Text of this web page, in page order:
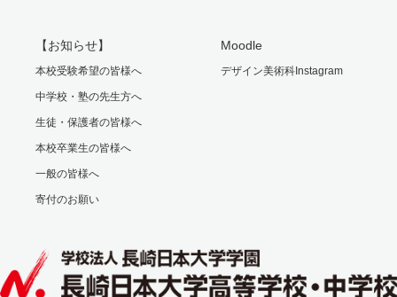
【お知らせ】
本校受験希望の皆様へ
中学校・塾の先生方へ
生徒・保護者の皆様へ
本校卒業生の皆様へ
一般の皆様へ
寄付のお願い
Moodle
デザイン美術科Instagram